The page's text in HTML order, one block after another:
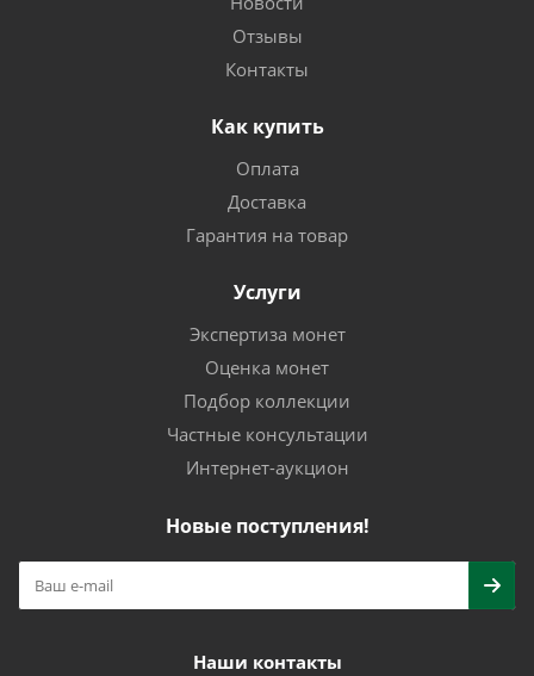
Отзывы
Контакты
Как купить
Оплата
Доставка
Гарантия на товар
Услуги
Экспертиза монет
Оценка монет
Подбор коллекции
Частные консультации
Интернет-аукцион
Новые поступления!
Наши контакты